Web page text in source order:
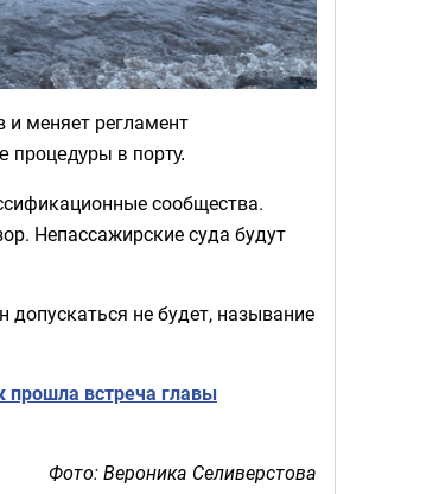
и меняет регламент
процедуры в порту.
сообщества.
Непассажирские суда будут
не будет, называние
прошла встреча главы
Фото: Вероника Селиверстова